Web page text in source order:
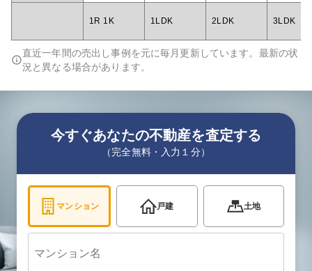
1R 1K 1LDK 2LDK 3LDK
直近一年間の売出し事例を元に毎月更新しています。最新の状
況と異なる場合があります。
今すぐあなたの不動産を査定する
（完全無料・入力１分）
マンション 戸建 土地